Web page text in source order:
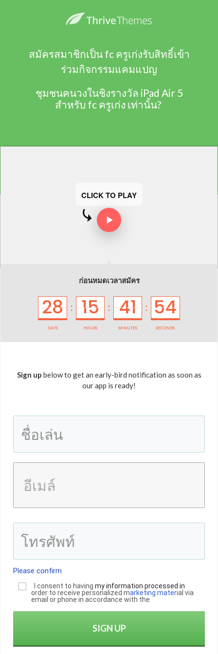
สมัครสมาชิกเป็น fc ครูเก่งรับสิทธิ์เข้า
ร่วมกิจกรรมแคมแปญ
ชุมชนฅนวงในชิงรางวัล iPad Air 5
สำหรับ fc ครูเก่ง เท่านั้น?
CLICK TO PLAY
ก่อนหมดเวลาสมัคร
28
DAYS
: 15
HOURS
: 41
MINUTES
: 54
SECONDS
Sign up below to get an early-bird notification as soon as
our app is ready!
Please confirm
I consent to having my information processed in
order to receive personalized marketing material via
email or phone in accordance with the
SIGN UP